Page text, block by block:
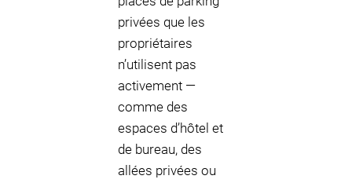
privées que les
propriétaires
n’utilisent pas
activement —
comme des
espaces d’hôtel et
de bureau, des
allées privées ou